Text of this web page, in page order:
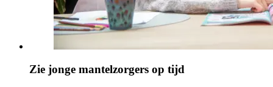
Zie jonge mantelzorgers op tijd